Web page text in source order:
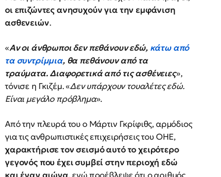
οι επιζώντες ανησυχούν για την εμφάνιση
ασθενειών.
«Αν οι άνθρωποι δεν πεθάνουν εδώ, κάτω από
τα συντρίμμια, θα πεθάνουν από τα
τραύματα. Διαφορετικά από τις ασθένειες»,
τόνισε η Γκιζέμ. «Δεν υπάρχουν τουαλέτες εδώ.
Είναι μεγάλο πρόβλημα».
Από την πλευρά του ο Μάρτιν Γκρίφιθς, αρμόδιος
για τις ανθρωπιστικές επιχειρήσεις του ΟΗΕ,
χαρακτήρισε τον σεισμό αυτό το χειρότερο
γεγονός που έχει συμβεί στην περιοχή εδώ